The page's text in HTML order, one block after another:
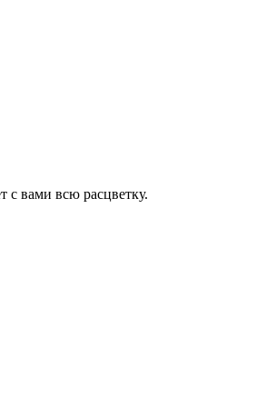
с вами всю расцветку.